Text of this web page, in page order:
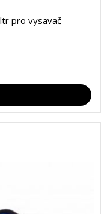
pro vysavač